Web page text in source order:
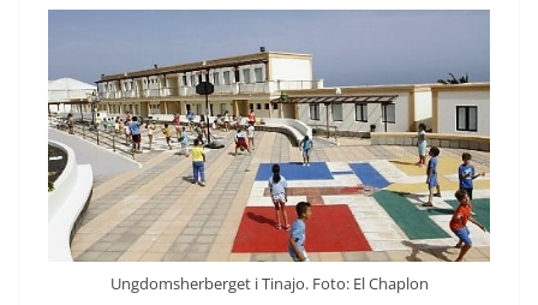
Ungdomsherberget i Tinajo. Foto: El Chaplon